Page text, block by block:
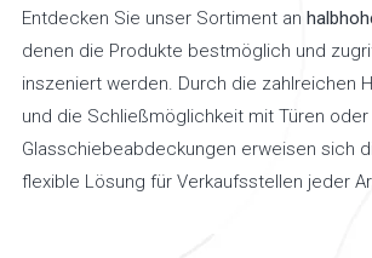
Entdecken Sie unser Sortiment an
denen die Produkte bestmöglich und
inszeniert werden. Durch die zahlreichen
und die Schließmöglichkeit mit Türen oder
Glasschiebeabdeckungen erweisen sich
flexible Lösung für Verkaufsstellen jeder